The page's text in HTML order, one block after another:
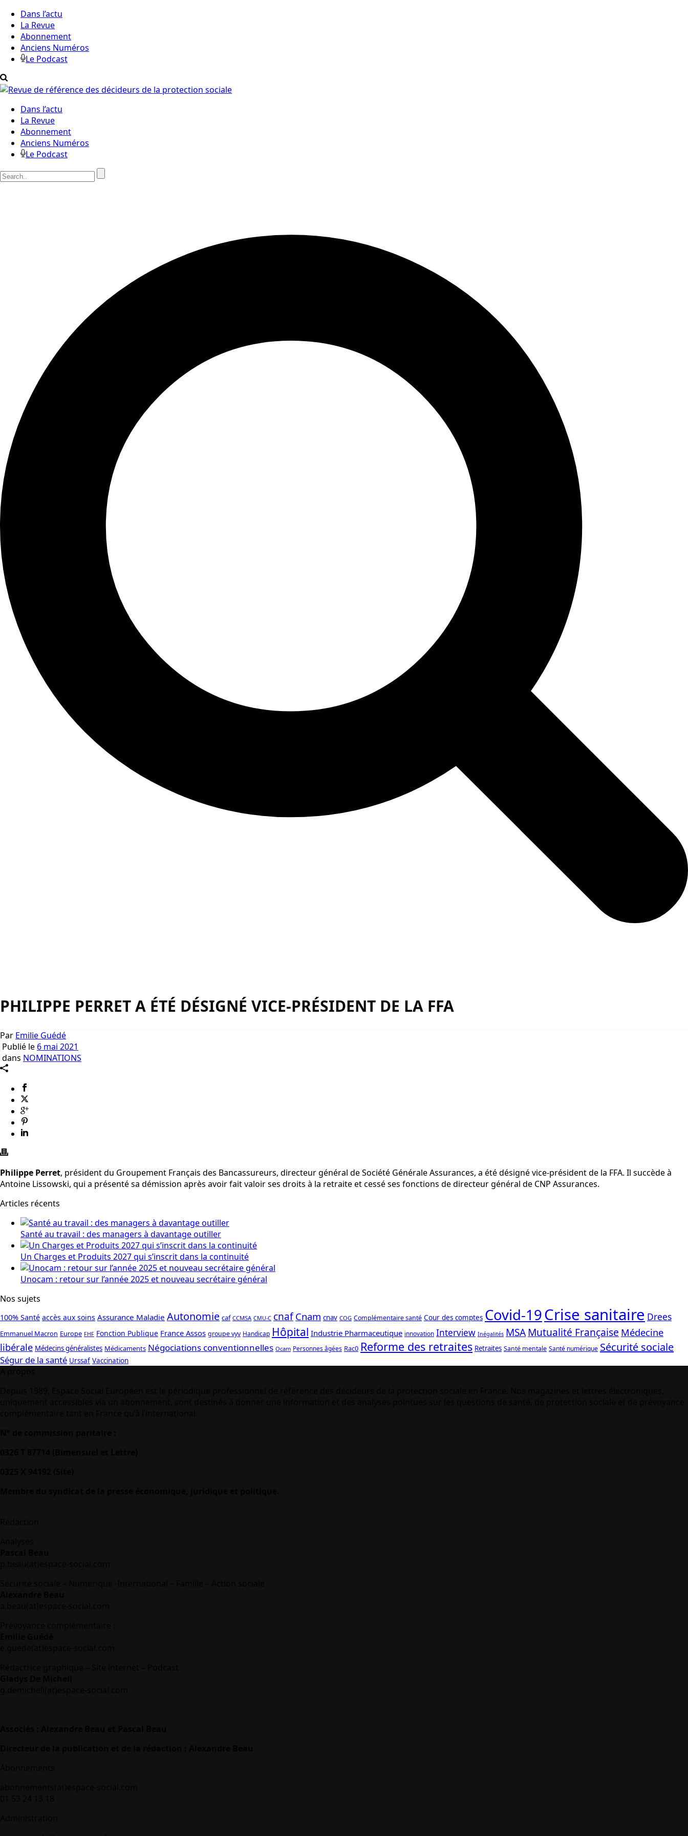
Dans l’actu
La Revue
Abonnement
Anciens Numéros
Le Podcast
Dans l’actu
La Revue
Abonnement
Anciens Numéros
Le Podcast
PHILIPPE PERRET A ÉTÉ DÉSIGNÉ VICE-PRÉSIDENT DE LA FFA
Par Emilie Guédé
Publié le 6 mai 2021
dans NOMINATIONS
Philippe Perret, président du Groupement Français des Bancassureurs, directeur général de Société Générale Assurances, a été désigné vice-président de la FFA. Il succède à
Antoine Lissowski, qui a présenté sa démission après avoir fait valoir ses droits à la retraite et cessé ses fonctions de directeur général de CNP Assurances.
Articles récents
Santé au travail : des managers à davantage outiller
Un Charges et Produits 2027 qui s’inscrit dans la continuité
Unocam : retour sur l’année 2025 et nouveau secrétaire général
Nos sujets
100% Santé accès aux soins Assurance Maladie Autonomie caf CCMSA CMU-C cnaf Cnam cnav COG Complémentaire santé Cour des comptes Covid-19Crise sanitaire Drees
Emmanuel Macron Europe FHF Fonction Publique France Assos groupe vyv Handicap Hôpital Industrie Pharmaceutique innovation Interview Inégalités MSAMutualité Française Médecine
libérale Médecins généralistes Médicaments Négociations conventionnelles Ocam Personnes âgées Rac0 Reforme des retraites Retraites Santé mentale Santé numérique Sécurité sociale
Ségur de la santé Urssaf Vaccination